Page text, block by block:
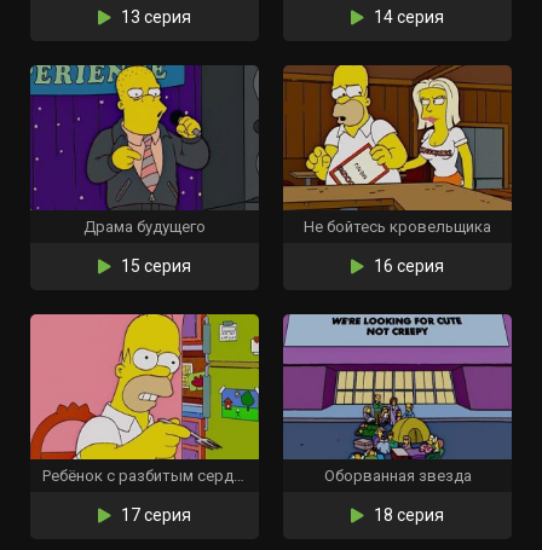
13 серия 14 серия
Драма будущего
15 серия
Не бойтесь кровельщика
16 серия
Ребёнок с разбитым сердцем
17 серия
Оборванная звезда
18 серия